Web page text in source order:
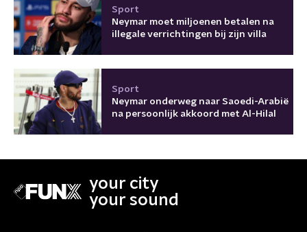
Sport
Neymar moet miljoenen betalen na
illegale verrichtingen bij zijn villa
Sport
Neymar onderweg naar Saoedi-Arabië
na persoonlijk akkoord met Al-Hilal
your city
your sound